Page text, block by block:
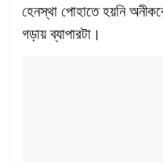
হেনস্থা পোহাতে হয়নি
গড়ায় ব্যাপারটা।